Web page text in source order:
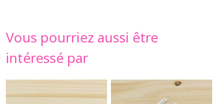
Vous pourriez aussi être
intéressé par